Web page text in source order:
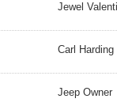
Jewel
Carl Harding
Jeep Owner